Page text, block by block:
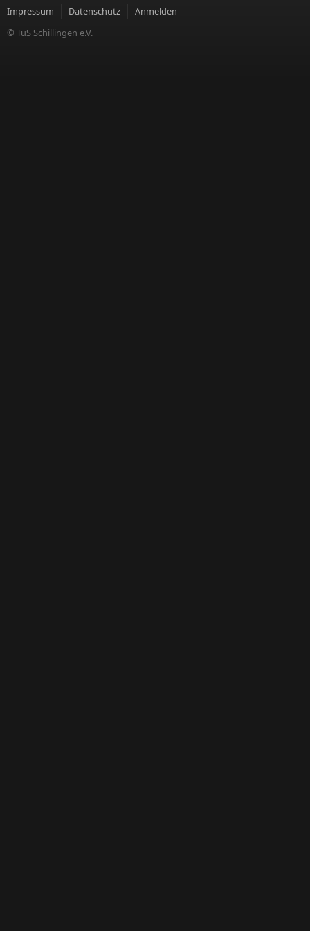
Impressum Datenschutz
Anmelden
© TuS Schillingen e.V.